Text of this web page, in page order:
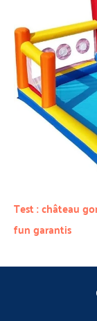
Test : château
fun garantis